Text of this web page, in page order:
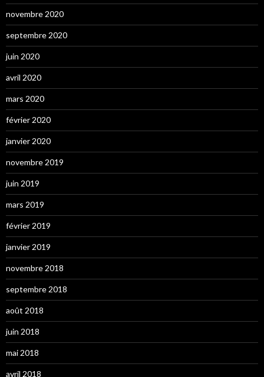
novembre 2020
septembre 2020
juin 2020
avril 2020
mars 2020
février 2020
janvier 2020
novembre 2019
juin 2019
mars 2019
février 2019
janvier 2019
novembre 2018
septembre 2018
août 2018
juin 2018
mai 2018
avril 2018